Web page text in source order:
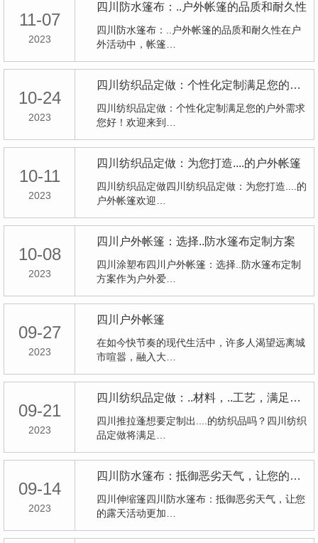
11-07
2023
四川防水篷布：..户外帐篷的品质和耐久性
四川防水篷布：..户外帐篷的品质和耐久性在户
外活动中，帐篷…
10-24
2023
四川纺织品定做：个性化定制满足您的户外需求
四川纺织品定做：个性化定制满足您的户外需求
您好！欢迎来到…
10-11
2023
四川纺织品定做：为您打造....的户外帐篷
四川纺织品定做四川纺织品定做：为您打造....的
户外帐篷欢迎…
10-08
2023
四川户外帐篷：选择..防水篷布定制方案
四川涂塑布四川户外帐篷：选择..防水篷布定制
方案作为户外爱…
09-27
2023
四川户外帐篷
在如今快节奏的现代生活中，许多人渴望远离城
市喧嚣，融入大…
09-21
2023
四川纺织品定做：..材料，..工艺，满足您的定制需求
四川推拉蓬想要定制出....的纺织品吗？四川纺织
品定做将满足…
09-14
2023
四川防水篷布：抵御恶劣天气，让您的露天活动更加畅享
四川伸缩篷四川防水篷布：抵御恶劣天气，让您
的露天活动更加…